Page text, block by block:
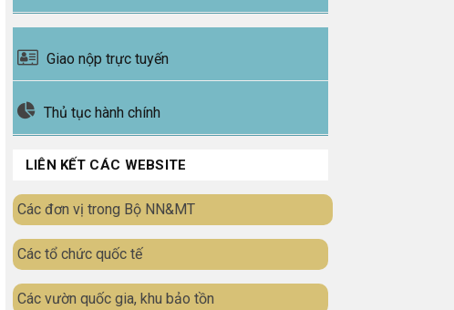
Giao nộp trực tuyến
Thủ tục hành chính
LIÊN KẾT CÁC WEBSITE
Các đơn vị trong Bộ NN&MT
Các tổ chức quốc tế
Các vườn quốc gia, khu bảo tồn